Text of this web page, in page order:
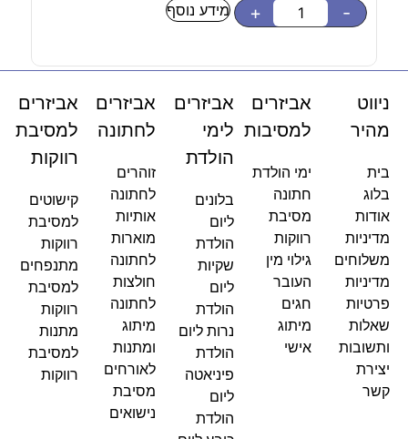
-
+ מידע נוסף
ניווט
מהיר
בית
בלוג
אודות
מדיניות
משלוחים
מדיניות
פרטיות
שאלות
ותשובות
יצירת
קשר
אביזרים
למסיבות
ימי הולדת
חתונה
מסיבת
רווקות
גילוי מין
העובר
חגים
מיתוג
אישי
אביזרים
לימי
הולדת
בלונים
ליום
הולדת
שקיות
ליום
הולדת
נרות ליום
הולדת
פיניאטה
ליום
הולדת
אביזרים
לחתונה
זוהרים
לחתונה
אותיות
מוארות
לחתונה
חולצות
לחתונה
מיתוג
ומתנות
לאורחים
מסיבת
נישואים
אביזרים
למסיבת
רווקות
קישוטים
למסיבת
רווקות
מתנפחים
למסיבת
רווקות
מתנות
למסיבת
רווקות